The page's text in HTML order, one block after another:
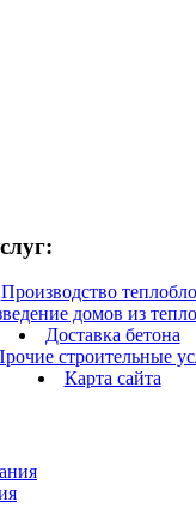
Производство
домов из
Доставка бетона
строительные
Карта сайта